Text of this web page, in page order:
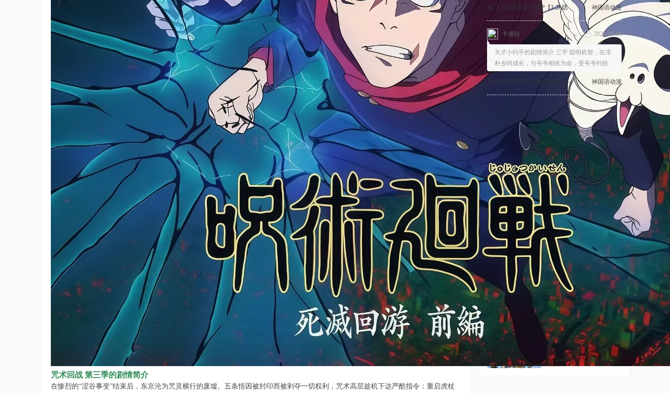
天才小钓手国语/台配 1080P【1-
109话全】
神国语动漫
卡通站 2026-06-18
甲贺忍法帖国语的剧情简介 庆长19年，73岁
高龄的德川家康为了第三代将军继承人人选的
甲贺忍法帖国语 1080P【1-24话
神国语动漫
2026-06-18
魔女猎人罗宾的剧情简介 这是一个魔女和人
类共存的世界，当局所罗门组织了一支名为
魔女猎人罗宾国语 1080P【1-26话
全】
神国语动漫
卡通站 2026-06-18
分身战士的剧情简介 故事发生在一块失落的
大陆上。在这个大陆的居民由于失落大陆的影
分身战士/超能奇兵国语 1080P【1-
26话全】
神国语动漫
卡通站 2026-07-19
一拳超人 第三季的剧情简介 一名因兴趣开始
当英雄的男子埼玉。经过三年苦练，他获得
一拳超人第三季国语/台配
1080P【更新中】
神国语动漫
卡通站 2026-07-19
抓鬼天狗帮的剧情简介 民俗学者一之宫勘太
郎（宫田幸季 配音）在写作之余还做起了收
热门专题
精选帖子
一拳超人第三季国语/台
配 1080P【更新中】
阅读数：1416
抓鬼天狗帮国语
1080P【1-25话全】
阅读数：834
躲在超市后门抽烟的两
人国语 1080P【1-12话
阅读数：1445
最终流放国语
1080P【1-26话全】
阅读数：1177
咒术回战 第三季的剧情简介
在惨烈的“涩谷事变”结束后，东京沦为咒灵横行的废墟。五条悟因被封印而被剥夺一切权利，咒术高层趁机下达严酷指令：重启虎杖